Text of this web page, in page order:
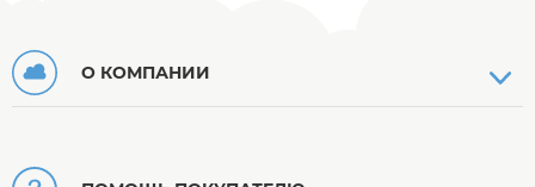
О КОМПАНИИ